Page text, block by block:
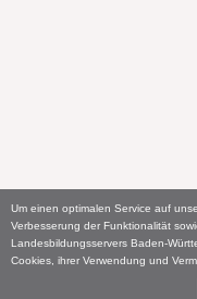
Um einen optimalen Service auf
Verbesserung der Funktionalität
Landesbildungsservers Baden-
Cookies, ihrer Verwendung und